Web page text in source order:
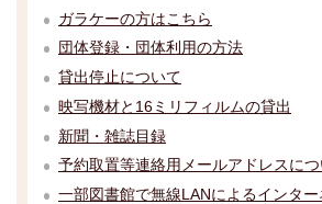
ガラケーの方はこちら
団体登録・団体利用の方法
貸出停止について
映写機材と16ミリフィルムの貸出
新聞・雑誌目録
予約取置等連絡用メールアドレスに
一部図書館で無線LANによるインタ